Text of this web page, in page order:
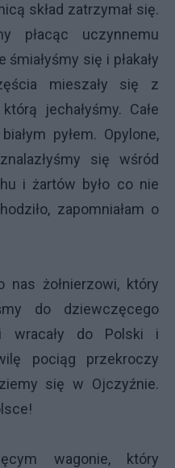
skład zatrzymał się.
płacąc uczynnemu
się i płakały
mieszały się z
jechałyśmy. Całe
pyłem. Opylone,
się wśród
i żartów było co nie
zapomniałam o
nas żołnierzowi, który
do dziewczęcego
wracały do Polski i
pociąg przekroczy
się w Ojczyźnie.
wagonie, który